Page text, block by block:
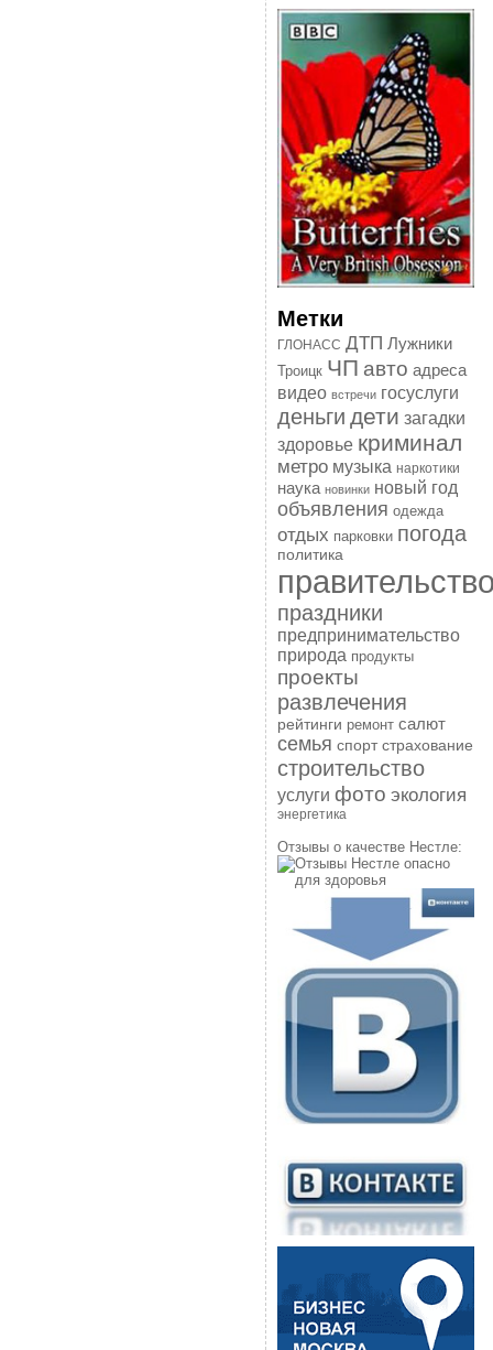
Метки
ГЛОНАСС ДТП Лужники
Троицк ЧП авто адреса
видео встречи госуслуги
деньги дети загадки
здоровье криминал
метро музыка наркотики
наука новинки новый год
объявления одежда
отдых парковки погода
политика
праздники
предпринимательство
природа продукты
проекты
развлечения
рейтинги ремонт салют
семья спорт страхование
строительство
услуги фото экология
энергетика
Отзывы о качестве Нестле: